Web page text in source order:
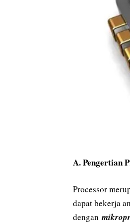
A. Pengertian
Processor
dapat bekerja
dengan